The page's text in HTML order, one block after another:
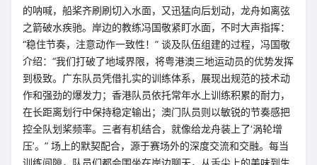
的呐喊，船桨齐刷刷切入水面，又迅猛向后划动，龙舟如离弦
之箭破水疾驰。岸边的教练冯国敬紧盯水面，不时大声指挥：
“稳住节奏，注意动作一致性！” 谈及队伍组建的过程，冯国敬
介绍：“我们打破了地域界限，将粤港澳三地运动员的优势发挥
到极致。广东队员凭借扎实的训练体系，展现出规范的技术动
作和强劲的爆发力；香港队员依托常年水上训练积累的耐力，
在长距离划行中保持稳定输出；澳门队员则以敏锐的节奏感把
控全队划桨频率。三者有机结合，就像给龙舟装上了‘涡轮增
压’。” 场上的默契配合，源于赛场外的深度交流和交融。每当
训练间隙，队员们都会围坐在岸边聊天，从舌尖上的美味到生